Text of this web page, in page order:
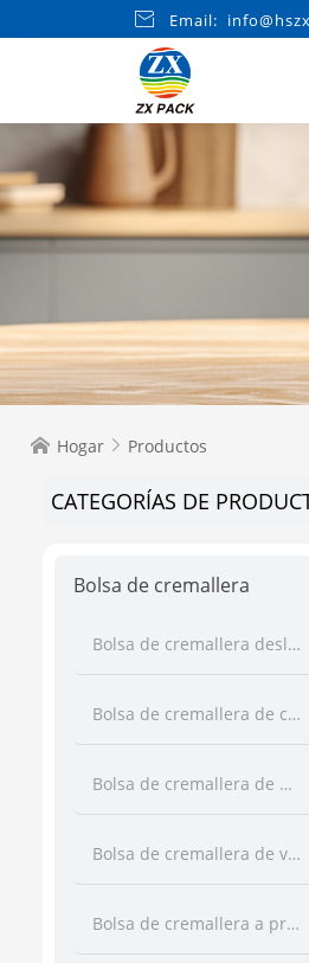
 Email:
 Hogar  Productos
CATEGORÍAS DE
Bolsa de cremallera
Bolsa de cremallera deslizante
Bolsa de cremallera de cierre de prensa
Bolsa de cremallera de bolsillo
Bolsa de cremallera de velcro
Bolsa de cremallera a prueba de niños